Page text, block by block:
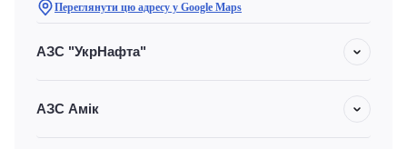
Переглянути цю адресу у Google Maps
АЗС "УкрНафта"
АЗС Амік